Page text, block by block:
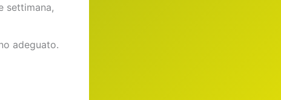
settimana,
adeguato.